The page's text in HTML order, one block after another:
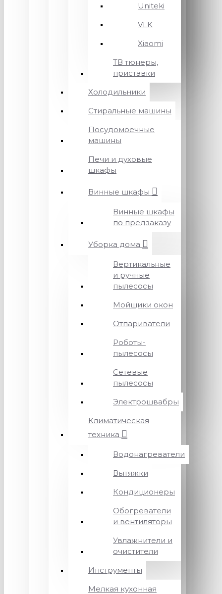
Uniteki
VLK
Xiaomi
ТВ тюнеры,
приставки
Холодильники
Стиральные машины
Посудомоечные
машины
Печи и духовые
шкафы
Винные шкафы
Винные шкафы
по предзаказу
Уборка дома
Вертикальные
и ручные
пылесосы
Мойщики окон
Отпариватели
Роботы-
пылесосы
Сетевые
пылесосы
Электрошвабры
Климатическая
техника
Водонагреватели
Вытяжки
Кондиционеры
Обогреватели
и вентиляторы
Увлажнители и
очистители
Инструменты
Мелкая кухонная